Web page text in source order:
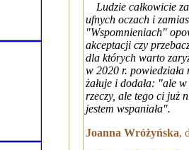
Ludzie całkowicie
ufnych oczach i
"Wspomnieniach"
akceptacji czy
dla których warto
w 2020 r. powiedziała
żałuje i dodała: "ale
rzeczy, ale tego ci już
jestem wspaniała".
Joanna Wróżyńska,